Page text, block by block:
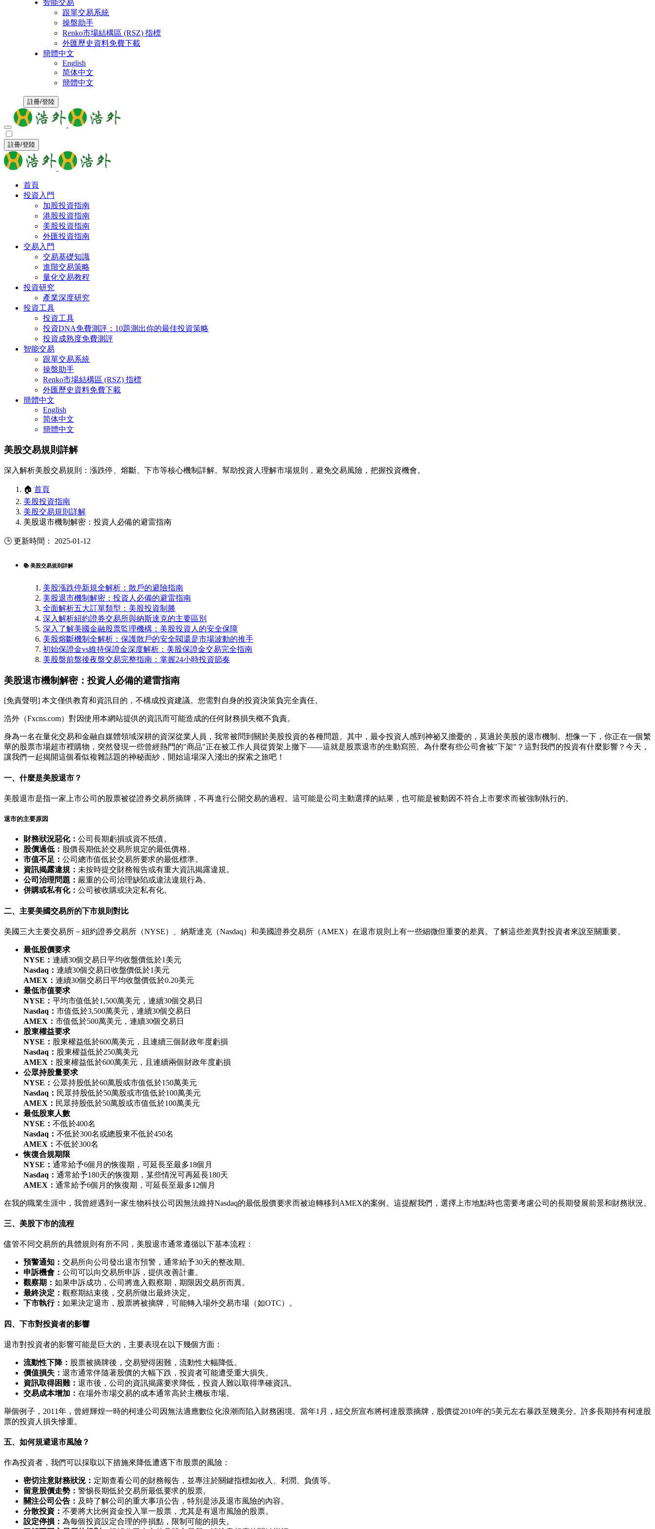
智能交易
跟單交易系統
操盤助手
Renko市場結構區 (RSZ) 指標
外匯歷史資料免費下載
簡體中文
English
简体中文
簡體中文
註冊/登陸
註冊/登陸
首頁
投資入門
加股投資指南
港股投資指南
美股投資指南
外匯投資指南
交易入門
交易基礎知識
進階交易策略
量化交易教程
投資研究
產業深度研究
投資工具
投資工具
投資DNA免費測評：10題測出你的最佳投資策略
投資成熟度免費測評
智能交易
跟單交易系統
操盤助手
Renko市場結構區 (RSZ) 指標
外匯歷史資料免費下載
簡體中文
English
简体中文
簡體中文
美股交易規則詳解
深入解析美股交易規則：漲跌停、熔斷、下市等核心機制詳解。幫助投資人理解市場規則，避免交易風險，把握投資機會。
🏠 首頁
美股投資指南
美股交易規則詳解
美股退市機制解密：投資人必備的避雷指南
🕒 更新時間： 2025-01-12
📚 美股交易規則詳解
美股漲跌停新規全解析：散戶的避險指南
美股退市機制解密：投資人必備的避雷指南
全面解析五大訂單類型：美股投資制勝
深入解析紐約證券交易所與納斯達克的主要區別
深入了解美國金融股票監理機構：美股投資人的安全保障
美股熔斷機制全解析：保護散戶的安全閥還是市場波動的推手
初始保證金vs維持保證金深度解析：美股保證金交易完全指南
美股盤前盤後夜盤交易完整指南：掌握24小時投資節奏
美股退市機制解密：投資人必備的避雷指南
[免責聲明] 本文僅供教育和資訊目的，不構成投資建議。您需對自身的投資決策負完全責任。
浩外（Fxcns.com）對因使用本網站提供的資訊而可能造成的任何財務損失概不負責。
身為一名在量化交易和金融自媒體領域深耕的資深從業人員，我常被問到關於美股投資的各種問題。其中，最令投資人感到神祕又擔憂的，莫過於美股的退市機制。想像一下，你正在一個繁
華的股票市場超市裡購物，突然發現一些曾經熱門的"商品"正在被工作人員從貨架上撤下——這就是股票退市的生動寫照。為什麼有些公司會被"下架"？這對我們的投資有什麼影響？今天，
讓我們一起揭開這個看似複雜話題的神秘面紗，開始這場深入淺出的探索之旅吧！
一、什麼是美股退市？
美股退市是指一家上市公司的股票被從證券交易所摘牌，不再進行公開交易的過程。這可能是公司主動選擇的結果，也可能是被動因不符合上市要求而被強制執行的。
退市的主要原因
財務狀況惡化： 公司長期虧損或資不抵債。
股價過低： 股價長期低於交易所規定的最低價格。
市值不足： 公司總市值低於交易所要求的最低標準。
資訊揭露違規： 未按時提交財務報告或有重大資訊揭露違規。
公司治理問題： 嚴重的公司治理缺陷或違法違規行為。
併購或私有化： 公司被收購或決定私有化。
二、主要美國交易所的下市規則對比
美國三大主要交易所－紐約證券交易所（NYSE）、納斯達克（Nasdaq）和美國證券交易所（AMEX）在退市規則上有一些細微但重要的差異。了解這些差異對投資者來說至關重要。
最低股價要求
NYSE： 連續30個交易日平均收盤價低於1美元
Nasdaq： 連續30個交易日收盤價低於1美元
AMEX： 連續30個交易日平均收盤價低於0.20美元
最低市值要求
NYSE： 平均市值低於1,500萬美元，連續30個交易日
Nasdaq： 市值低於3,500萬美元，連續30個交易日
AMEX： 市值低於500萬美元，連續30個交易日
股東權益要求
NYSE： 股東權益低於600萬美元，且連續三個財政年度虧損
Nasdaq： 股東權益低於250萬美元
AMEX： 股東權益低於600萬美元，且連續兩個財政年度虧損
公眾持股量要求
NYSE： 公眾持股低於60萬股或市值低於150萬美元
Nasdaq： 民眾持股低於50萬股或市值低於100萬美元
AMEX： 民眾持股低於50萬股或市值低於100萬美元
最低股東人數
NYSE： 不低於400名
Nasdaq： 不低於300名或總股東不低於450名
AMEX： 不低於300名
恢復合規期限
NYSE： 通常給予6個月的恢復期，可延長至最多18個月
Nasdaq： 通常給予180天的恢復期，某些情況可再延長180天
AMEX： 通常給予6個月的恢復期，可延長至最多12個月
在我的職業生涯中，我曾經遇到一家生物科技公司因無法維持Nasdaq的最低股價要求而被迫轉移到AMEX的案例。這提醒我們，選擇上市地點時也需要考慮公司的長期發展前景和財務狀況。
三、美股下市的流程
儘管不同交易所的具體規則有所不同，美股退市通常遵循以下基本流程：
預警通知： 交易所向公司發出退市預警，通常給予30天的整改期。
申訴機會： 公司可以向交易所申訴，提供改善計畫。
觀察期： 如果申訴成功，公司將進入觀察期，期限因交易所而異。
最終決定： 觀察期結束後，交易所做出最終決定。
下市執行： 如果決定退市，股票將被摘牌，可能轉入場外交易市場（如OTC）。
四、下市對投資者的影響
退市對投資者的影響可能是巨大的，主要表現在以下幾個方面：
流動性下降： 股票被摘牌後，交易變得困難，流動性大幅降低。
價值損失： 退市通常伴隨著股價的大幅下跌，投資者可能遭受重大損失。
資訊取得困難： 退市後，公司的資訊揭露要求降低，投資人難以取得準確資訊。
交易成本增加： 在場外市場交易的成本通常高於主機板市場。
舉個例子，2011年，曾經輝煌一時的柯達公司因無法適應數位化浪潮而陷入財務困境。當年1月，紐交所宣布將柯達股票摘牌，股價從2010年的5美元左右暴跌至幾美分。許多長期持有柯達股
票的投資人損失慘重。
五、如何規避退市風險？
作為投資者，我們可以採取以下措施來降低遭遇下市股票的風險：
密切注意財務狀況： 定期查看公司的財務報告，並專注於關鍵指標如收入、利潤、負債等。
留意股價走勢： 警惕長期低於交易所最低要求的股票。
關注公司公告： 及時了解公司的重大事項公告，特別是涉及退市風險的內容。
分散投資： 不要將大比例資金投入單一股票，尤其是有退市風險的股票。
設定停損： 為每個投資設定合理的停損點，限制可能的損失。